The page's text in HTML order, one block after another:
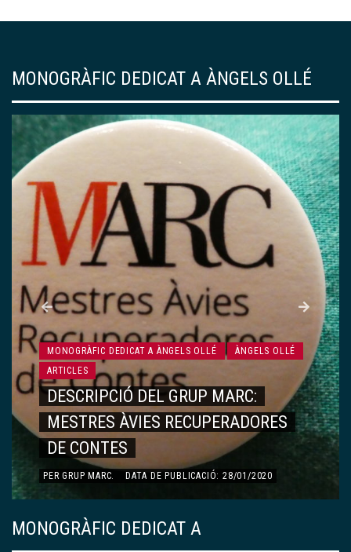
MONOGRÀFIC DEDICAT A ÀNGELS OLLÉ
MONOGRÀFIC DEDICAT A ÀNGELS OLLÉ
ÀNGELS OLLÉ
ARTICLES
RECORDS, VIVÈNCIES…
DOLORS ESQUERDA AYMAMÍ.
DATA DE PUBLICACIÓ:
13/01/2020
MONOGRÀFIC DEDICAT A